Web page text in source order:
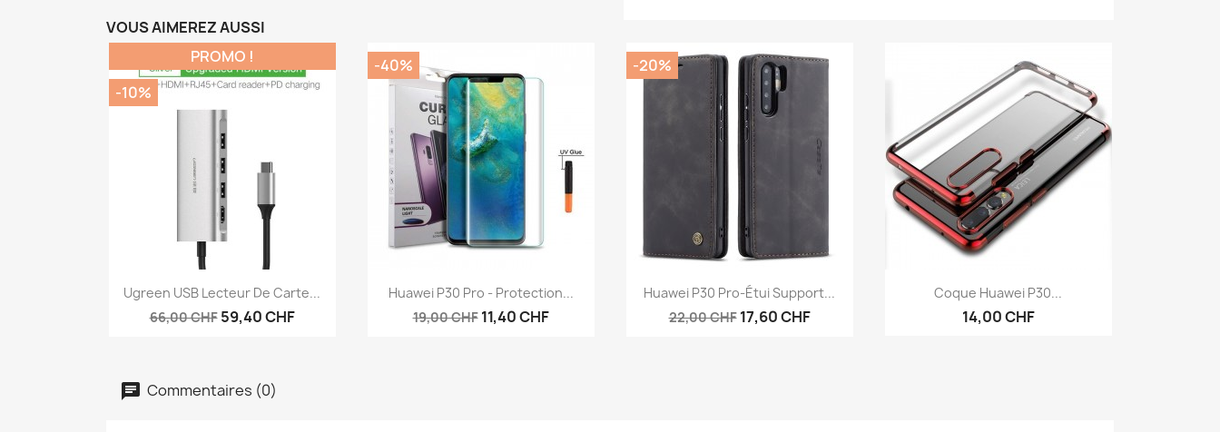
VOUS AIMEREZ AUSSI
Aperçu rapide
Ugreen USB Lecteur De Carte...
66,00 CHF 59,40 CHF
PROMO !
-10%
Aperçu rapide
Huawei P30 Pro - Protection...
19,00 CHF 11,40 CHF
-40%
Aperçu rapide
Huawei P30 Pro-Étui Support...
22,00 CHF 17,60 CHF
-20%
Aperçu rapide
Coque Huawei P30...
14,00 CHF
Commentaires (0)